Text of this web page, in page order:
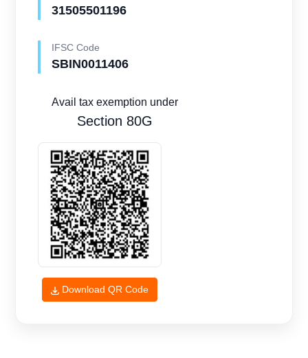
31505501196
IFSC Code
SBIN0011406
Avail tax exemption under
Section 80G
Download QR Code